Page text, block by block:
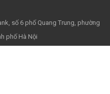
số 6 phố Quang Trung, phường
phố Hà Nội